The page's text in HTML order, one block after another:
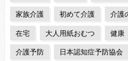
家族介護 初めて介護 介護
在宅 大人用紙おむつ 健康
介護予防 日本認知症予防協会